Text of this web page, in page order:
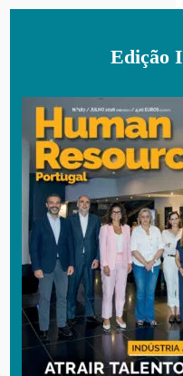
Edição